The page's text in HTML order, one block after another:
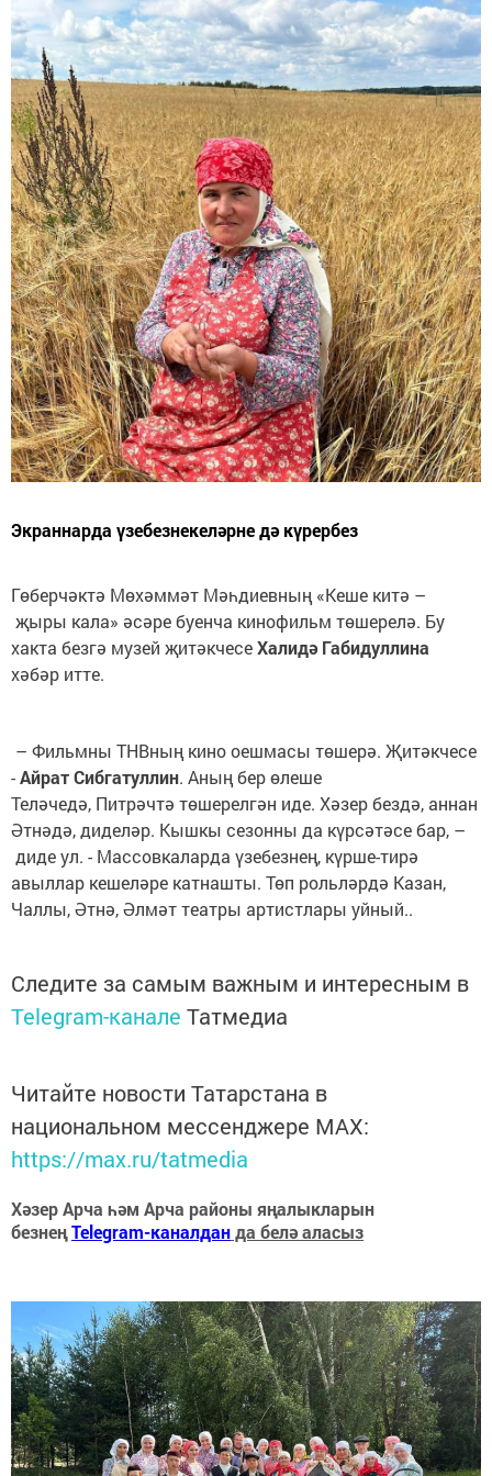
Экраннарда үзебезнекеләрне дә күрербез
Гөберчәктә Мөхәммәт Мәһдиевның «Кеше китә –
җыры кала» әсәре буенча кинофильм төшерелә. Бу
хакта безгә музей җитәкчесеХалидә Габидуллина
хәбәр итте.
– Фильмны ТНВның кино оешмасы төшерә. Җитәкчесе
-Айрат Сибгатуллин. Аның бер өлеше
Теләчедә, Питрәчтә төшерелгән иде. Хәзер бездә, аннан
Әтнәдә, диделәр. Кышкы сезонны да күрсәтәсе бар, –
диде ул. - Массовкаларда үзебезнең, күрше-тирә
авыллар кешеләре катнашты. Төп рольләрдә Казан,
Чаллы, Әтнә, Әлмәт театры артистлары уйный..
Следите за самым важным и интересным в
Telegram-канале Татмедиа
Читайте новости Татарстана в
национальном мессенджере MАХ:
https://max.ru/tatmedia
Хәзер Арча һәм Арча районы яңалыкларын
безнеңTelegram-каналданда белә аласыз